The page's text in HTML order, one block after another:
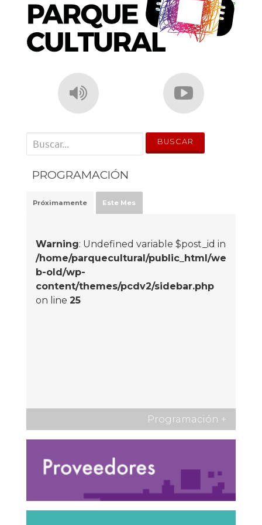
' . __('Search for:') . '
PROGRAMACIÓN
Próximamente Este Mes
Warning: Undefined variable $post_id in
/home/parquecultural/public_html/we
b-old/wp-
content/themes/pcdv2/sidebar.php
on line 25
Programación +